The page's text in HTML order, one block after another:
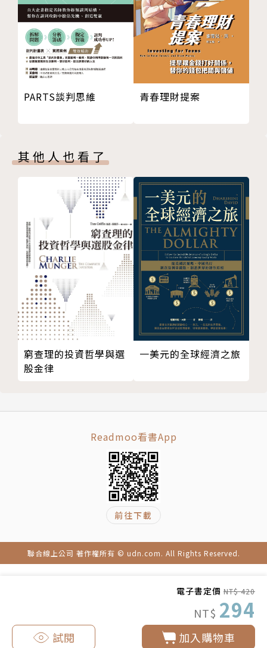
電子書定價 NT$ 420
NT$ 294
加入購物車
試閱
當市場利率從1%升息至5%時，債券價格從111.7
6元下跌至100元。
當市場利率從5%降息至1%時，債券價格從100元
上漲至111.76元。
◆必備觀念2─利率跌債券價格漲，利率漲債券價
價格愈低。
〉〉〉讓錢為你工作，現在開始布局
當美債殖利率觸及4%，進場投資債券及公債報酬
率優，在美國聯邦基金利率處於22年來歷史高點的此
時，億元教授教你買進股票，同時也買進美債20年ET
F，打造具有避險效果的股債平衡基金，讓你的投資更
有效益。
──────【大哉問】聯準會何時降息？───
───
① 「痛苦指數」大跌；②美國實質利率轉為正。
美國通膨已逐漸趨緩，實質利率大幅度往上提升
時，因此可以判斷升息已進入尾聲，可說甜蜜點浮現，
美國公債資本利得可期。
授教你買進股票，同時也買進美債20年ETF，打造具
有避險效果的股債平衡基金，讓你的投資更有效益。
──────【請問億元教授】必看、CP最高實
◆為什麼老師之前教大家存金融股，現在又要投資
>>>AI與負利率時代的來臨，懶人投資方法變得更
能在不同的投資時間點，建構新的投資組合，靈活的交
替運用，以賺取資本利得（價差），才能達到Smar存
美國實質利率轉為正
升息進入尾聲，預期債優於股
Lesson5 了解ETF折溢價
什麼是ETF折溢價
ETF折溢價可創造套利空間
債券ETF溢價套利
投資人不可不知的各種債券ETF
優質收息必選，投資級金融債
PART 02 股債操作策略實戰篇
Lesson7 如何計算債券ETF的報酬率
報酬率30至50％是可能的嗎？
Lesson8 股債配置：避險與獲利
股市亂流時的最佳策略
短期避險＞＞＞觀察外資在台指期貨未平倉量
大亂流如何避險？
台股＋美債五五波配置，避險效果顯著
Lesson9 如何Smart存股，創造高報酬率
AI與負利率時代的來臨
什麼是Smart存股？
預估金融股的殖利率對應股價──創造更大的複利效果
可轉換公司債是什麼？
買賣可轉換公司債的方式
比較股票與可轉換公司債的交易規則
跟著主力走會找到財富
認識可轉換公司債專有名詞
投資可轉債的風險
運用可轉債折價進行套利
看懂報價單，權利金與權利金百元報價計算
PARTS談判思維 青春理財提案
其他人也看了
窮查理的投資哲學與選
股金律
一美元的全球經濟之旅
Readmoo看書App
前往下載
聯合線上公司 著作權所有 © udn.com. All Rights Reserved.